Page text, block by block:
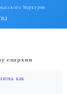
Меркурия
епархии
как